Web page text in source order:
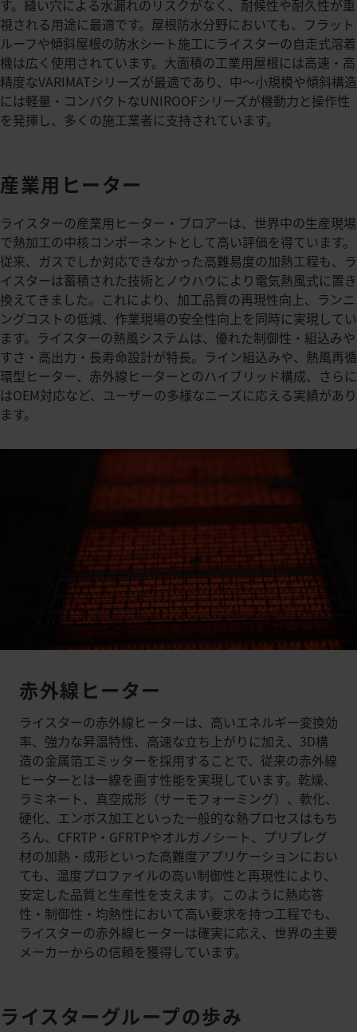
す。縫い穴による水漏れのリスクがなく、耐候性や耐久性が重
視される用途に最適です。屋根防水分野においても、フラット
ルーフや傾斜屋根の防水シート施工にライスターの自走式溶着
機は広く使用されています。大面積の工業用屋根には高速・高
精度なVARIMATシリーズが最適であり、中〜小規模や傾斜構造
には軽量・コンパクトなUNIROOFシリーズが機動力と操作性
を発揮し、多くの施工業者に支持されています。
産業用ヒーター
ライスターの産業用ヒーター・ブロアーは、世界中の生産現場
で熱加工の中核コンポーネントとして高い評価を得ています。
従来、ガスでしか対応できなかった高難易度の加熱工程も、ラ
イスターは蓄積された技術とノウハウにより電気熱風式に置き
換えてきました。これにより、加工品質の再現性向上、ランニ
ングコストの低減、作業現場の安全性向上を同時に実現してい
ます。ライスターの熱風システムは、優れた制御性・組込みや
すさ・高出力・長寿命設計が特長。ライン組込みや、熱風再循
環型ヒーター、赤外線ヒーターとのハイブリッド構成、さらに
はOEM対応など、ユーザーの多様なニーズに応える実績があり
ます。
赤外線ヒーター
ライスターの赤外線ヒーターは、高いエネルギー変換効
率、強力な昇温特性、高速な立ち上がりに加え、3D構
造の金属箔エミッターを採用することで、従来の赤外線
ヒーターとは一線を画す性能を実現しています。乾燥、
ラミネート、真空成形（サーモフォーミング）、軟化、
硬化、エンボス加工といった一般的な熱プロセスはもち
ろん、CFRTP・GFRTPやオルガノシート、プリプレグ
材の加熱・成形といった高難度アプリケーションにおい
ても、温度プロファイルの高い制御性と再現性により、
安定した品質と生産性を支えます。このように熱応答
性・制御性・均熱性において高い要求を持つ工程でも、
ライスターの赤外線ヒーターは確実に応え、世界の主要
メーカーからの信頼を獲得しています。
ライスターグループの歩み